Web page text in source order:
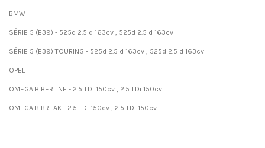
BMW
SÉRIE 5 (E39) - 525d 2.5 d 163cv , 525d 2.5 d 163cv
SÉRIE 5 (E39) TOURING - 525d 2.5 d 163cv , 525d 2.5 d 163cv
OPEL
OMEGA B BERLINE - 2.5 TDi 150cv , 2.5 TDi 150cv
OMEGA B BREAK - 2.5 TDi 150cv , 2.5 TDi 150cv